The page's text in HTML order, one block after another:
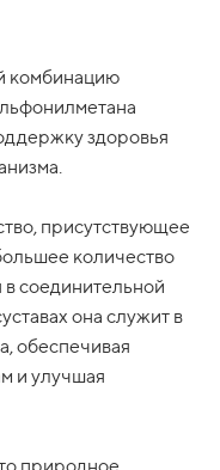
комбинацию
здоровья
присутствующее
количество
в соединительной
она служит в
обеспечивая
и улучшая
природное